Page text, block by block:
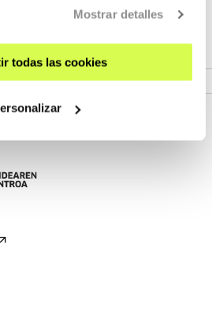
Mostrar detalles
todas las cookies